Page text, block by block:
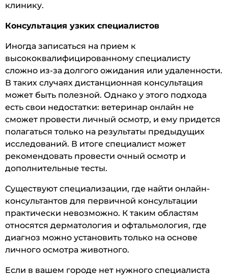
клинику.
Консультация узких специалистов
Иногда записаться на прием к
высококвалифицированному специалисту
сложно из-за долгого ожидания или удаленности.
В таких случаях дистанционная консультация
может быть полезной. Однако у этого подхода
есть свои недостатки: ветеринар онлайн не
сможет провести личный осмотр, и ему придется
полагаться только на результаты предыдущих
исследований. В итоге специалист может
рекомендовать провести очный осмотр и
дополнительные тесты.
Существуют специализации, где найти онлайн-
консультантов для первичной консультации
практически невозможно. К таким областям
относятся дерматология и офтальмология, где
диагноз можно установить только на основе
личного осмотра животного.
Если в вашем городе нет нужного специалиста